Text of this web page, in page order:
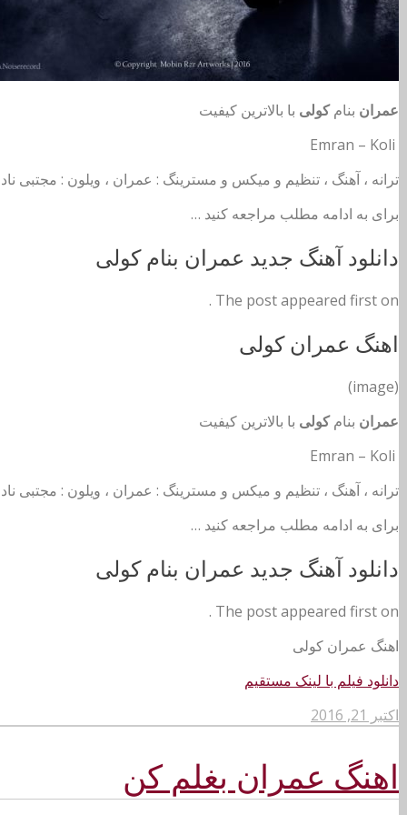
عمران بنامکولی با بالاترین کیفیت
ترانه ، آهنگ ، تنظیم و میکس و مسترینگ : عمران ، ویلون : مجتبی
برای به ادامه مطلب مراجعه کنید …
دانلود آهنگ جدید عمران بنام کولی
The post appeared first on .
اهنگ عمران کولی
(image)
عمران بنامکولی با بالاترین کیفیت
ترانه ، آهنگ ، تنظیم و میکس و مسترینگ : عمران ، ویلون : مجتبی
برای به ادامه مطلب مراجعه کنید …
دانلود آهنگ جدید عمران بنام کولی
The post appeared first on .
اهنگ عمران کولی
دانلود فیلم با لینک مستقیم
اکتبر 21, 2016
اهنگ عمران بغلم کن